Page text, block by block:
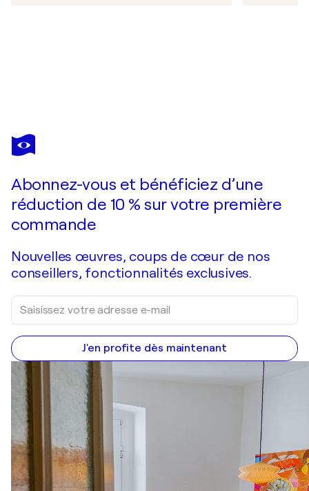
Abonnez-vous et bénéficiez d’une
réduction de 10 % sur votre première
commande
Nouvelles œuvres, coups de cœur de nos
conseillers, fonctionnalités exclusives.
J'en profite dès maintenant